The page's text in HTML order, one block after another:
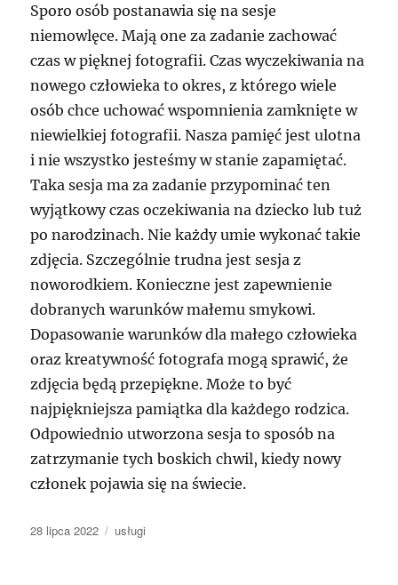
Sporo osób postanawia się na sesje
niemowlęce. Mają one za zadanie zachować
czas w pięknej fotografii. Czas wyczekiwania na
nowego człowieka to okres, z którego wiele
osób chce uchować wspomnienia zamknięte w
niewielkiej fotografii. Nasza pamięć jest ulotna
i nie wszystko jesteśmy w stanie zapamiętać.
Taka sesja ma za zadanie przypominać ten
wyjątkowy czas oczekiwania na dziecko lub tuż
po narodzinach. Nie każdy umie wykonać takie
zdjęcia. Szczególnie trudna jest sesja z
noworodkiem. Konieczne jest zapewnienie
dobranych warunków małemu smykowi.
Dopasowanie warunków dla małego człowieka
oraz kreatywność fotografa mogą sprawić, że
zdjęcia będą przepiękne. Może to być
najpiękniejsza pamiątka dla każdego rodzica.
Odpowiednio utworzona sesja to sposób na
zatrzymanie tych boskich chwil, kiedy nowy
członek pojawia się na świecie.
Data
28 lipca 2022 Kategorie
usługi